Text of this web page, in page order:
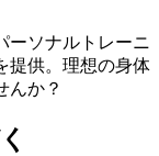
ーソナルトレーニ
提供。理想の身体
んか？